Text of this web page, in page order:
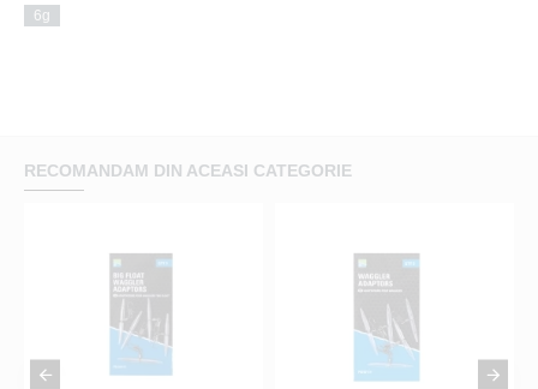
6g
RECOMANDAM DIN ACEASI CATEGORIE